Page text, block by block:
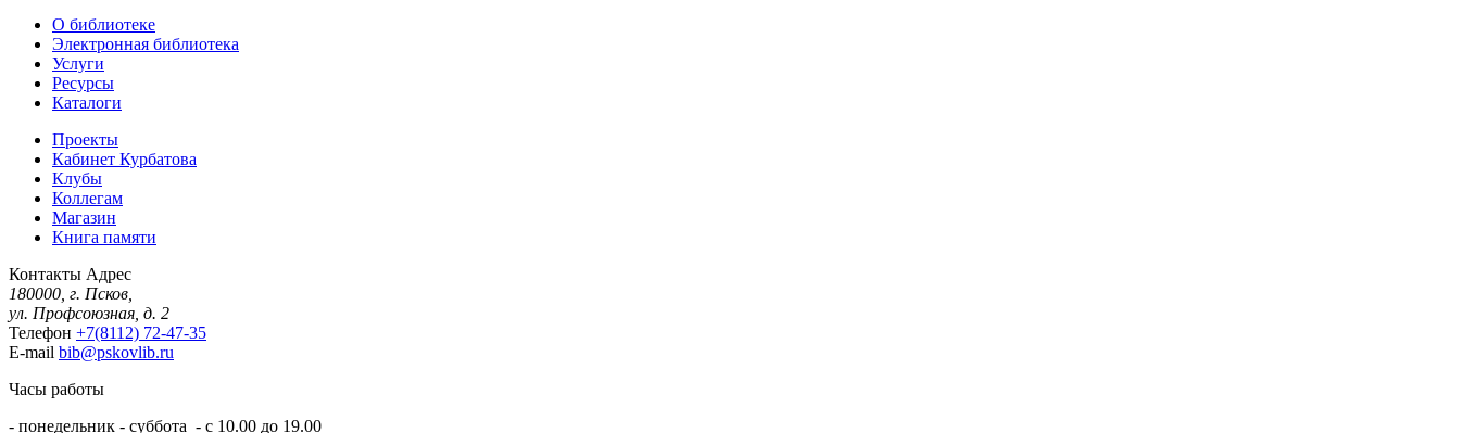
О библиотеке
Электронная библиотека
Услуги
Ресурсы
Каталоги
Проекты
Кабинет Курбатова
Клубы
Коллегам
Магазин
Книга памяти
Контакты Адрес
180000, г. Псков,
ул. Профсоюзная, д. 2
Телефон +7(8112) 72-47-35
E-mail bib@pskovlib.ru
Часы работы
- понедельник - суббота - с 10.00 до 19.00